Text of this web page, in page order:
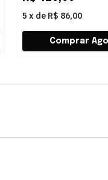
5 x de R$ 86,00